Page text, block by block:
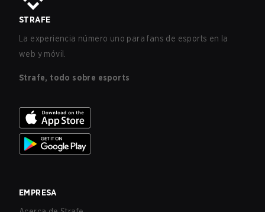
STRAFE
La experiencia número uno para fans de esports en la
web y móvil.
Strafe, todo sobre esports
EMPRESA